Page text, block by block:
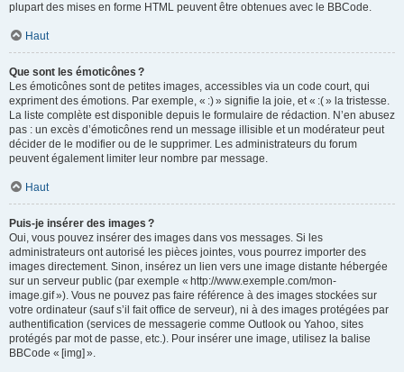
plupart des mises en forme HTML peuvent être obtenues avec le BBCode.
Haut
Que sont les émoticônes ?
Les émoticônes sont de petites images, accessibles via un code court, qui
expriment des émotions. Par exemple, « :) » signifie la joie, et « :( » la tristesse.
La liste complète est disponible depuis le formulaire de rédaction. N’en abusez
pas : un excès d’émoticônes rend un message illisible et un modérateur peut
décider de le modifier ou de le supprimer. Les administrateurs du forum
peuvent également limiter leur nombre par message.
Haut
Puis-je insérer des images ?
Oui, vous pouvez insérer des images dans vos messages. Si les
administrateurs ont autorisé les pièces jointes, vous pourrez importer des
images directement. Sinon, insérez un lien vers une image distante hébergée
sur un serveur public (par exemple « http://www.exemple.com/mon-
image.gif »). Vous ne pouvez pas faire référence à des images stockées sur
votre ordinateur (sauf s’il fait office de serveur), ni à des images protégées par
authentification (services de messagerie comme Outlook ou Yahoo, sites
protégés par mot de passe, etc.). Pour insérer une image, utilisez la balise
BBCode « [img] ».